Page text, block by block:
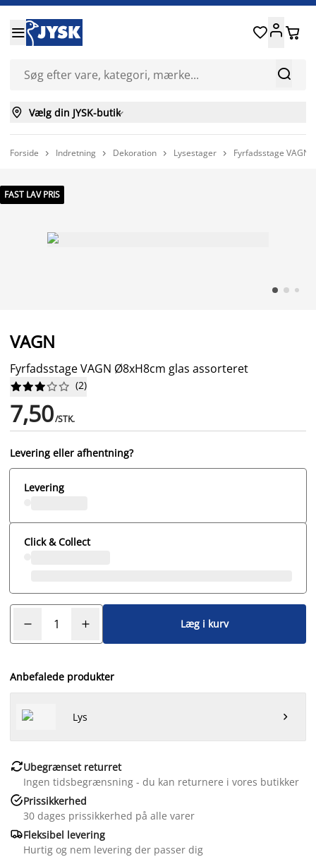


 
 Vælg din JYSK-butik
Forside  Indretning  Dekoration  Lysestager  Fyrfadsstage VAGN
FAST LAV PRIS
VAGN
Fyrfadsstage VAGN Ø8xH8cm glas assorteret





 (2)
7,50/STK.
Levering eller afhentning?
Levering
Click & Collect
Læg i kurv
Anbefalede produkter
Lys 
Ubegrænset returret
Ingen tidsbegrænsning - du kan returnere i vores butikker
Prissikkerhed
30 dages prissikkerhed på alle varer
Fleksibel levering
Hurtig og nem levering der passer dig